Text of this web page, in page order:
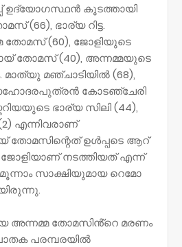
ഉദ്യോഗസ്ഥൻ കൂടത്തായി
(66), ഭാര്യ റിട്ട.
തോമസ് (60), ജോളിയുടെ
തോമസ് (40), അന്നമ്മയുടെ
മഞ്ചാടിയിൽ (68),
കോടഞ്ചേരി
ഭാര്യ സിലി (44),
എന്നിവരാണ്
തോമസിന്റെത് ഉൾപ്പടെ ആറ്
നടത്തിയത് എന്ന്
സാക്ഷിയുമായ റെമോ
അന്നമ്മ തോമസിൻ്റെ മരണം
പരമ്പരയിൽ